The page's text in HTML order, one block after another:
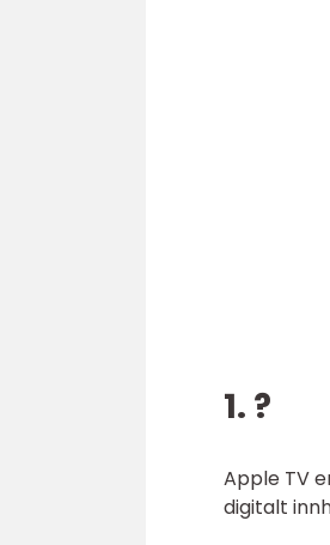
1. ?
Apple TV
digitalt